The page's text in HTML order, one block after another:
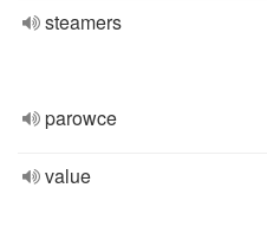
steamers
parowce
value